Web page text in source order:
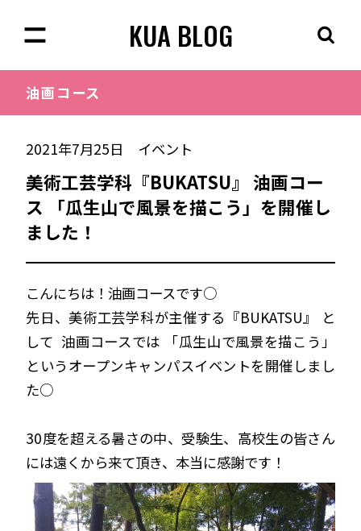
KUA BLOG
油画 コース
2021年7月25日 イベント
美術工芸学科『BUKATSU』 油画コー
ス 「瓜生山で風景を描こう」を開催し
ました！
こんにちは！油画コースです○
先日、美術工芸学科が主催する『BUKATSU』 と
して 油画コースでは 「瓜生山で風景を描こう」
というオープンキャンパスイベントを開催しまし
た○
30度を超える暑さの中、受験生、高校生の皆さん
には遠くから来て頂き、本当に感謝です！